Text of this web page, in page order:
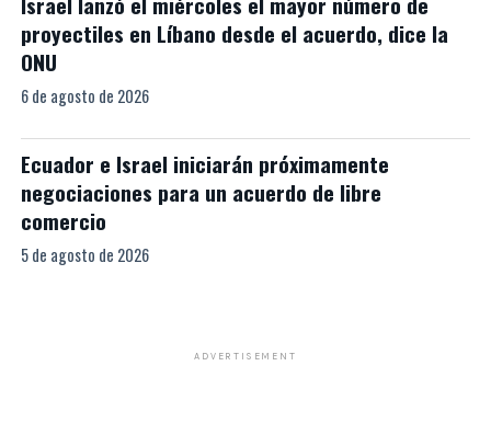
proyectiles en Líbano desde el acuerdo, dice la
ONU
6 de agosto de 2026
Ecuador e Israel iniciarán próximamente
negociaciones para un acuerdo de libre
comercio
5 de agosto de 2026
ADVERTISEMENT